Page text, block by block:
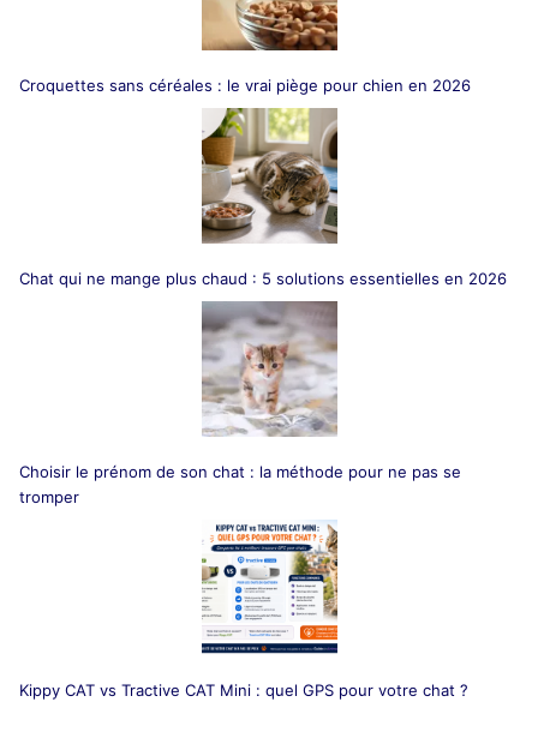
Croquettes sans céréales : le vrai piège pour chien en 2026
Chat qui ne mange plus chaud : 5 solutions essentielles en 2026
Choisir le prénom de son chat : la méthode pour ne pas se
tromper
Kippy CAT vs Tractive CAT Mini : quel GPS pour votre chat ?